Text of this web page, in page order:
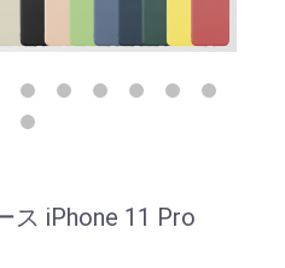
ス iPhone 11 Pro